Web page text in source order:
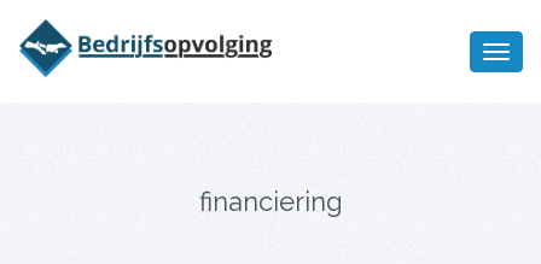
financiering
bedrijfsopvolging voor fiscaal
juridisch advies
Ik wil meer informatie